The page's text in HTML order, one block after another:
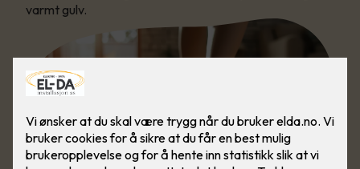
varmt gulv.